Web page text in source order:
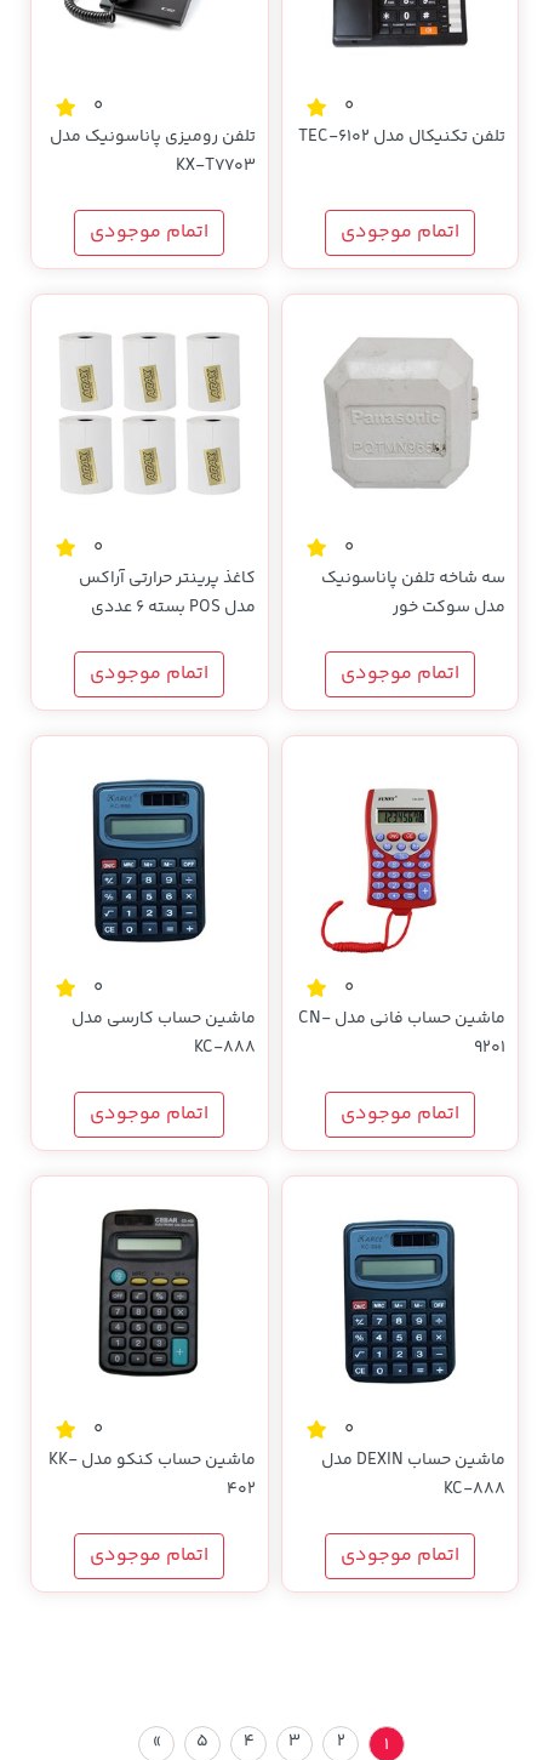
0
تلفن تکنیکال مدل TEC-6102
اتمام موجودی
0
تلفن رومیزی پاناسونیک مدل
KX-T7703
اتمام موجودی
0
سه شاخه تلفن پاناسونیک
مدل سوکت خور
اتمام موجودی
0
کاغذ پرینتر حرارتی آراکس
مدل POS بسته 6 عددی
اتمام موجودی
0
ماشین حساب فانی مدل CN-
9201
اتمام موجودی
0
ماشین حساب کارسی مدل
KC-888
اتمام موجودی
0
ماشین حساب DEXIN مدل
KC-888
اتمام موجودی
0
ماشین حساب کنکو مدل KK-
402
اتمام موجودی
1
2
3
4
5
»